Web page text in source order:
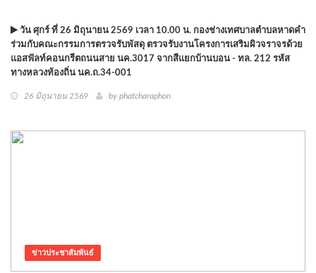
วัน ศุกร์ ที่ 26 มิถุนายน 2569 เวลา 10.00 น. กองช่างเทศบาลตำบลหาดคำ
ร่วมกับคณะกรรมการตรวจรับพัสดุ ตรวจรับงานโครงการเสริมผิวจราจรด้วย
แอสฟัลท์คอนกรีตถนนสาย นค.3017 จากสีแยกบ้านบอน - ทล. 212 รหัส
ทางหลวงท้องถิ่น นค.ถ.34-001
26 มิถุนายน 2569 by phatcharaphon
ข่าวประชาสัมพันธ์